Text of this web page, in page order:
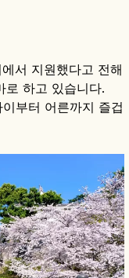
서 지원했다고 전해
로 하고 있습니다.
부터 어른까지 즐겁